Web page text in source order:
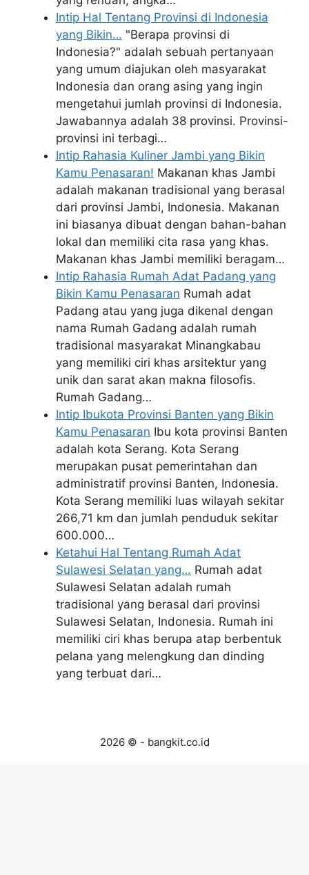
Intip Hal Tentang Provinsi di Indonesia
yang Bikin… "Berapa provinsi di
Indonesia?" adalah sebuah pertanyaan
yang umum diajukan oleh masyarakat
Indonesia dan orang asing yang ingin
mengetahui jumlah provinsi di Indonesia.
Jawabannya adalah 38 provinsi. Provinsi-
provinsi ini terbagi…
Intip Rahasia Kuliner Jambi yang Bikin
Kamu Penasaran! Makanan khas Jambi
adalah makanan tradisional yang berasal
dari provinsi Jambi, Indonesia. Makanan
ini biasanya dibuat dengan bahan-bahan
lokal dan memiliki cita rasa yang khas.
Makanan khas Jambi memiliki beragam…
Intip Rahasia Rumah Adat Padang yang
Bikin Kamu Penasaran Rumah adat
Padang atau yang juga dikenal dengan
nama Rumah Gadang adalah rumah
tradisional masyarakat Minangkabau
yang memiliki ciri khas arsitektur yang
unik dan sarat akan makna filosofis.
Rumah Gadang…
Intip Ibukota Provinsi Banten yang Bikin
Kamu Penasaran Ibu kota provinsi Banten
adalah kota Serang. Kota Serang
merupakan pusat pemerintahan dan
administratif provinsi Banten, Indonesia.
Kota Serang memiliki luas wilayah sekitar
266,71 km dan jumlah penduduk sekitar
600.000…
Ketahui Hal Tentang Rumah Adat
Sulawesi Selatan yang… Rumah adat
Sulawesi Selatan adalah rumah
tradisional yang berasal dari provinsi
Sulawesi Selatan, Indonesia. Rumah ini
memiliki ciri khas berupa atap berbentuk
pelana yang melengkung dan dinding
yang terbuat dari…
2026 © - bangkit.co.id